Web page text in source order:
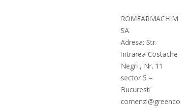
ROMFARMACHIM
SA
Adresa: Str.
Intrarea Costache
Negri , Nr. 11
sector 5 –
Bucuresti
comenzi@greenco